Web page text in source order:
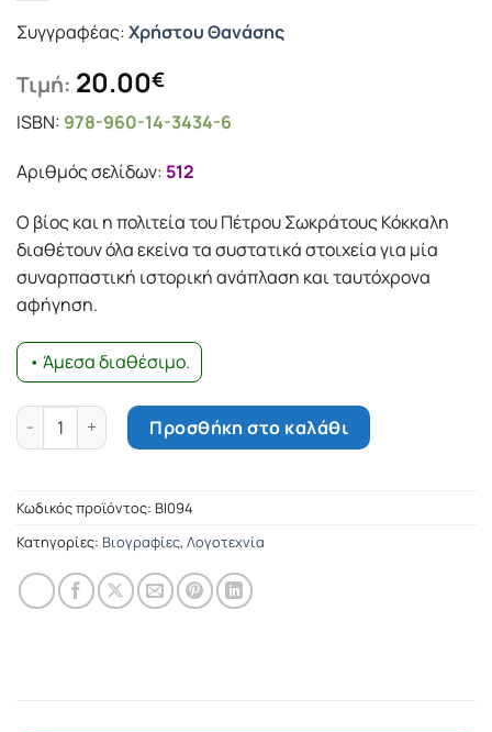
Συγγραφέας:Χρήστου Θανάσης
Τιμή: 20.00€
ISBN: 978-960-14-3434-6
Αριθμός σελίδων: 512
Ο βίος και η πολιτεία του Πέτρου Σωκράτους Κόκκαλη
διαθέτουν όλα εκείνα τα συστατικά στοιχεία για μία
συναρπαστική ιστορική ανάπλαση και ταυτόχρονα
αφήγηση.
• Άμεσα διαθέσιμο.
Πέτρος Σωκράτους Κόκκαλης (1896-1962) ποσότητα
Προσθήκη στο καλάθι
Κωδικός προϊόντος: ΒΙ094
Κατηγορίες: Βιογραφίες, Λογοτεχνία